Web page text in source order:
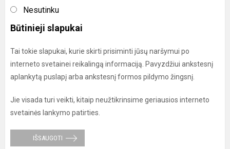
Nesutinku
Būtinieji slapukai
Tai tokie slapukai, kurie skirti prisiminti jūsų naršymui po
interneto svetainei reikalingą informaciją. Pavyzdžiui ankstesnį
aplankytą puslapį arba ankstesnį formos pildymo žingsnį.
Jie visada turi veikti, kitaip neužtikrinsime geriausios interneto
svetainės lankymo patirties.
IŠSAUGOTI